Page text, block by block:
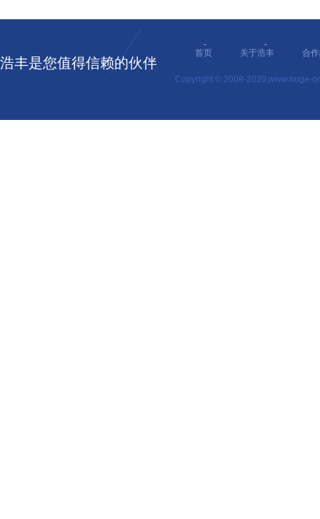
Copyright © 2009-2020,www.huge-
浩丰是您值得信赖的伙伴
- -
首页
关于浩丰 合